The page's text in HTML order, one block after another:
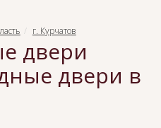
г. Курчатов
двери
двери в